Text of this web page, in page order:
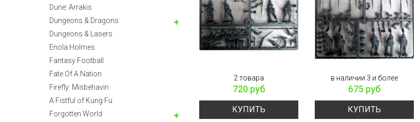
Dune: Arrakis
Dungeons & Dragons
Dungeons & Lasers
Enola Holmes
Fantasy Football
Fate Of A Nation
Firefly: Misbehavin
A Fistful of Kung Fu
Forgotten World
2 товара
720 руб
КУПИТЬ
в наличии 3 и более
675 руб
КУПИТЬ